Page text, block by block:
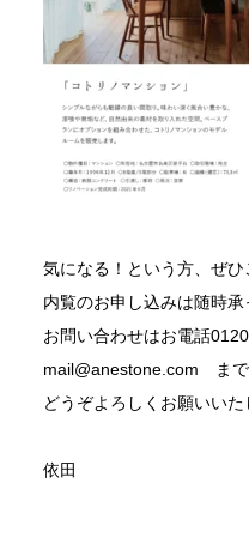
気になる！という方、ぜひ
内覧のお申し込みは随時承
お問い合わせはお電話
mail@anestone.com まで
どうぞよろしくお願いいた
依田